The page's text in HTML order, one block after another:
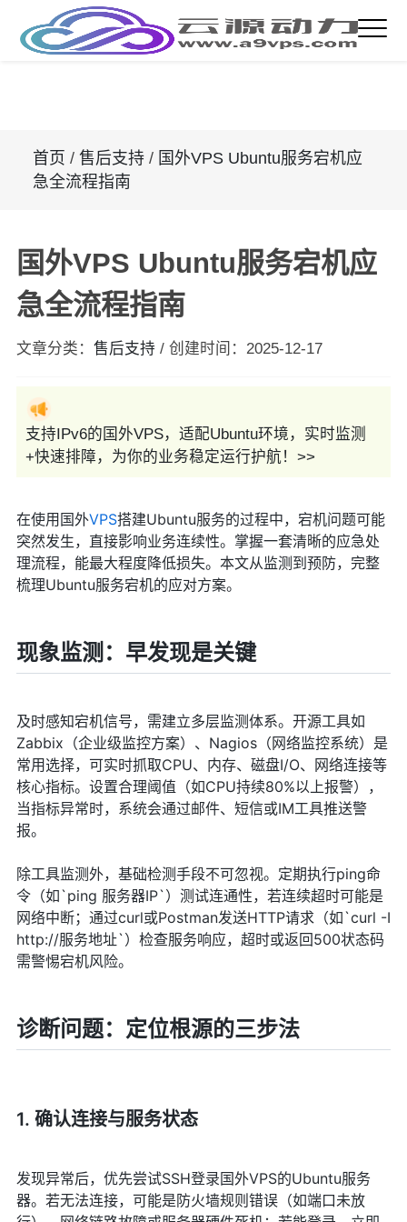
首页 / 售后支持/ 国外VPS Ubuntu服务宕机应
急全流程指南
国外VPS Ubuntu服务宕机应
急全流程指南
文章分类： 售后支持 / 创建时间： 2025-12-17
支持IPv6的国外VPS，适配Ubuntu环境，实时监测
+快速排障，为你的业务稳定运行护航！>>
在使用国外VPS搭建Ubuntu服务的过程中，宕机问题可能
突然发生，直接影响业务连续性。掌握一套清晰的应急处
理流程，能最大程度降低损失。本文从监测到预防，完整
梳理Ubuntu服务宕机的应对方案。
现象监测：早发现是关键
及时感知宕机信号，需建立多层监测体系。开源工具如
Zabbix（企业级监控方案）、Nagios（网络监控系统）是
常用选择，可实时抓取CPU、内存、磁盘I/O、网络连接等
核心指标。设置合理阈值（如CPU持续80%以上报警），
当指标异常时，系统会通过邮件、短信或IM工具推送警
报。
除工具监测外，基础检测手段不可忽视。定期执行ping命
令（如`ping 服务器IP`）测试连通性，若连续超时可能是
网络中断；通过curl或Postman发送HTTP请求（如`curl -I
http://服务地址`）检查服务响应，超时或返回500状态码
需警惕宕机风险。
诊断问题：定位根源的三步法
1. 确认连接与服务状态
发现异常后，优先尝试SSH登录国外VPS的Ubuntu服务
器。若无法连接，可能是防火墙规则错误（如端口未放